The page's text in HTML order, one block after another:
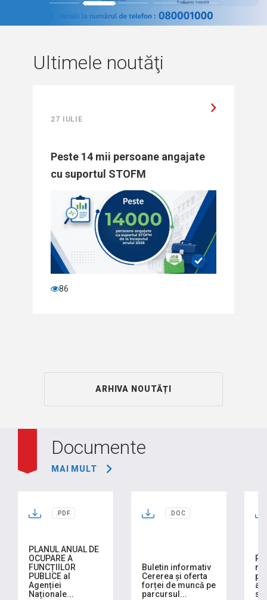
1 2 3 4 5
Ultimele noutăţi
27 IULIE
Peste 14 mii persoane angajate
cu suportul STOFM
86
ARHIVA NOUTĂȚI
Documente
MAI MULT
.PDF
PLANUL ANUAL DE
OCUPARE A
FUNCȚIILOR
PUBLICE al
Agenției
Naționale...
.DOC
Buletin informativ
Cererea și oferta
forței de muncă pe
parcursul...